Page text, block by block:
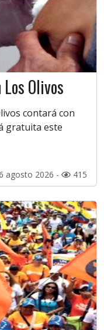
Olivos
contará con
gratuita este
agosto 2026 - 415